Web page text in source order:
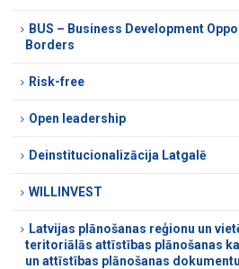
BUS – Business Development
Borders
Risk-free
Open leadership
Deinstitucionalizācija Latgalē
WILLINVEST
Latvijas plānošanas reģionu un
teritoriālās attīstības plānošanas
un attīstības plānošanas